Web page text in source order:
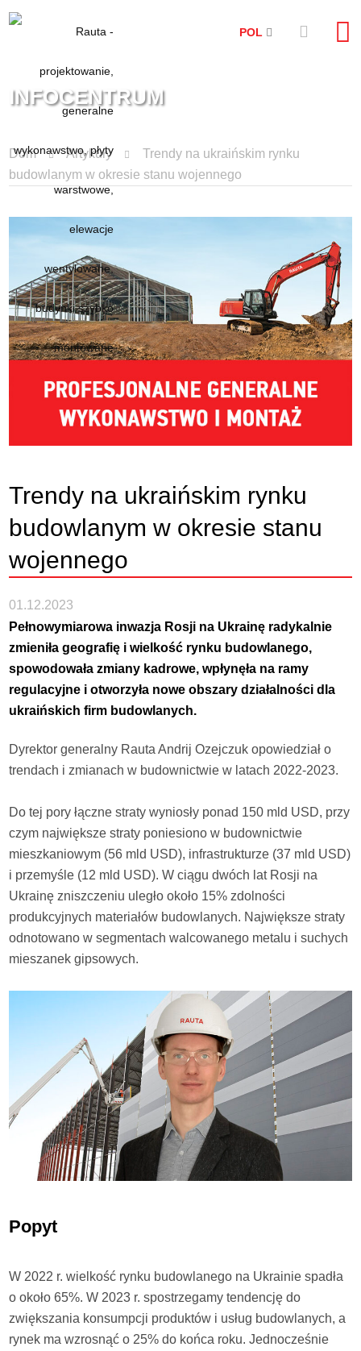
POL
INFOCENTRUM
Dom Artykuły
Trendy na ukraińskim rynku
budowlanym w okresie stanu wojennego
Trendy na ukraińskim rynku
budowlanym w okresie stanu
wojennego
01.12.2023
Pełnowymiarowa inwazja Rosji na Ukrainę radykalnie
zmieniła geografię i wielkość rynku budowlanego,
spowodowała zmiany kadrowe, wpłynęła na ramy
regulacyjne i otworzyła nowe obszary działalności dla
ukraińskich firm budowlanych.
Dyrektor generalny Rauta Andrij Ozejczuk opowiedział o
trendach i zmianach w budownictwie w latach 2022-2023.
Do tej pory łączne straty wyniosły ponad 150 mld USD, przy
czym największe straty poniesiono w budownictwie
mieszkaniowym (56 mld USD), infrastrukturze (37 mld USD)
i przemyśle (12 mld USD). W ciągu dwóch lat Rosji na
Ukrainę zniszczeniu uległo około 15% zdolności
produkcyjnych materiałów budowlanych. Największe straty
odnotowano w segmentach walcowanego metalu i suchych
mieszanek gipsowych.
Popyt
W 2022 r. wielkość rynku budowlanego na Ukrainie spadła
o około 65%. W 2023 r. spostrzegamy tendencję do
zwiększania konsumpcji produktów i usług budowlanych, a
rynek ma wzrosnąć o 25% do końca roku. Jednocześnie